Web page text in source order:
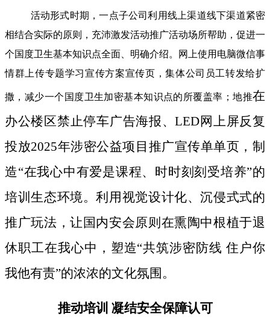
活动形式时期，一点子公司利用线上渠道线下渠道紧密
相结合实际的原则，充沛激发活动推广活动场所帮助，促进一
个国度卫生基本知识点全面、明确介绍。网上使用电脑微信事
情群上传专题学习宣传方案宣传页，集体公司员工转发给扩
撒，减少一个国度卫生加密基本知识点的所覆盖率；地推在
办公楼区禁止停车广告海报、LED网上屏反复
投放2025年涉密公益项目推广宣传单单页，制
造“在我心中有爱是课程、时时刻刻受培养”的
培训生态环境。利用视觉设计化、沉侵式式的
推广玩法，让国内安会原则在熏陶中根植于退
休职工在我心中，塑造“共筑涉密防线 住户你
我他有责”的浓浓的文化氛围。
推动培训 凝结安全保障认可